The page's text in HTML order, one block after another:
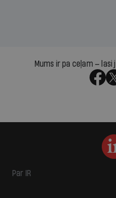
Mums ir pa ceļam — lasi
Par IR